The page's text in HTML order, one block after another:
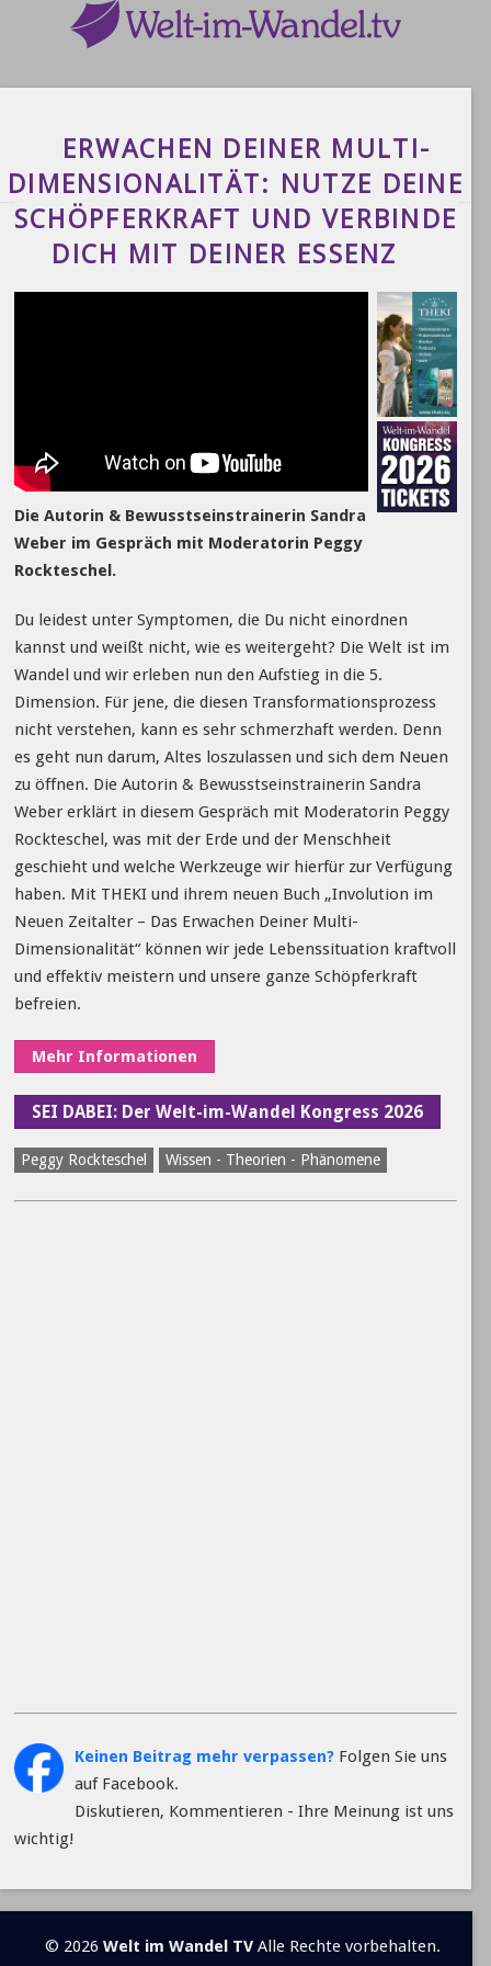
ERWACHEN DEINER MULTI-
DIMENSIONALITÄT: NUTZE DEINE
SCHÖPFERKRAFT UND VERBINDE
DICH MIT DEINER ESSENZ
Die Autorin & Bewusstseinstrainerin Sandra
Weber im Gespräch mit Moderatorin Peggy
Rockteschel.
Du leidest unter Symptomen, die Du nicht einordnen
kannst und weißt nicht, wie es weitergeht? Die Welt ist im
Wandel und wir erleben nun den Aufstieg in die 5.
Dimension. Für jene, die diesen Transformationsprozess
nicht verstehen, kann es sehr schmerzhaft werden. Denn
es geht nun darum, Altes loszulassen und sich dem Neuen
zu öffnen. Die Autorin & Bewusstseinstrainerin Sandra
Weber erklärt in diesem Gespräch mit Moderatorin Peggy
Rockteschel, was mit der Erde und der Menschheit
geschieht und welche Werkzeuge wir hierfür zur Verfügung
haben. Mit THEKI und ihrem neuen Buch „Involution im
Neuen Zeitalter – Das Erwachen Deiner Multi-
Dimensionalität“ können wir jede Lebenssituation kraftvoll
und effektiv meistern und unsere ganze Schöpferkraft
befreien.
Mehr Informationen
SEI DABEI: Der Welt-im-Wandel Kongress 2026
Peggy Rockteschel Wissen - Theorien - Phänomene
Keinen Beitrag mehr verpassen?Folgen Sie uns
auf Facebook.
Diskutieren, Kommentieren - Ihre Meinung ist uns
wichtig!
© 2026Welt im Wandel TV Alle Rechte vorbehalten.